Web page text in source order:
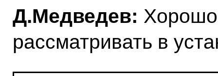
Д.Медведев:
рассматривать в